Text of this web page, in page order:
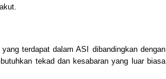
terdapat dalam ASI dibandingkan dengan
tekad dan kesabaran yang luar biasa